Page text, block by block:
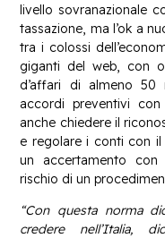
livello sovranazionale
tassazione, ma l’ok a
tra i colossi
giganti del web, con
d’affari di almeno 50
accordi preventivi con
anche chiedere il
e regolare i conti con
un accertamento con
rischio di un
“Con questa norma
credere nell’Italia,